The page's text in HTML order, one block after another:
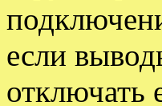
если